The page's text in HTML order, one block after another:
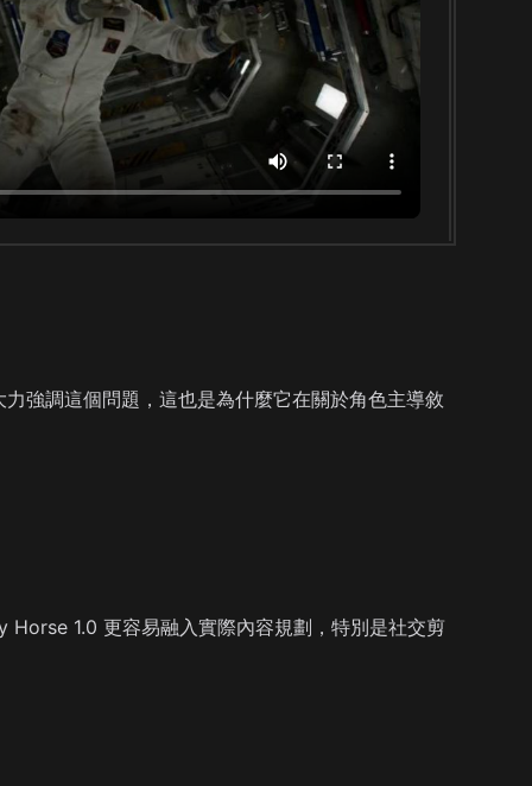
強調這個問題，這也是為什麼它在關於角色主導敘
1.0 更容易融入實際內容規劃，特別是社交剪